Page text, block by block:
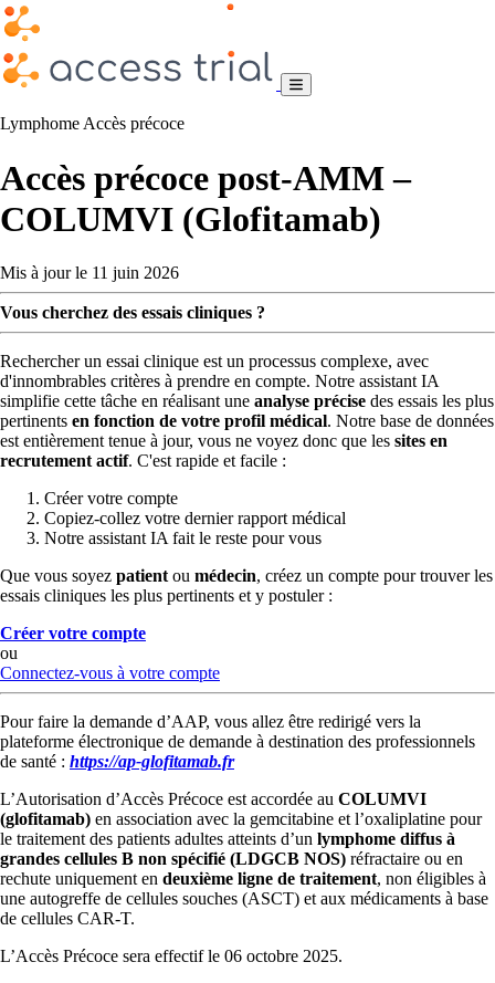
Lymphome Accès précoce
Accès précoce post-AMM –
COLUMVI (Glofitamab)
Mis à jour le 11 juin 2026
Vous cherchez des essais cliniques ?
Rechercher un essai clinique est un processus complexe, avec
d'innombrables critères à prendre en compte. Notre assistant IA
simplifie cette tâche en réalisant une analyse précise des essais les plus
pertinents en fonction de votre profil médical. Notre base de données
est entièrement tenue à jour, vous ne voyez donc que les sites en
recrutement actif. C'est rapide et facile :
Créer votre compte
Copiez-collez votre dernier rapport médical
Notre assistant IA fait le reste pour vous
Que vous soyez patient ou médecin, créez un compte pour trouver les
essais cliniques les plus pertinents et y postuler :
Créer votre compte
ou
Connectez-vous à votre compte
Pour faire la demande d’AAP, vous allez être redirigé vers la
plateforme électronique de demande à destination des professionnels
de santé : https://ap-glofitamab.fr
L’Autorisation d’Accès Précoce est accordée au COLUMVI
(glofitamab) en association avec la gemcitabine et l’oxaliplatine pour
le traitement des patients adultes atteints d’un lymphome diffus à
grandes cellules B non spécifié (LDGCB NOS) réfractaire ou en
rechute uniquement en deuxième ligne de traitement, non éligibles à
une autogreffe de cellules souches (ASCT) et aux médicaments à base
de cellules CAR-T.
L’Accès Précoce sera effectif le 06 octobre 2025.